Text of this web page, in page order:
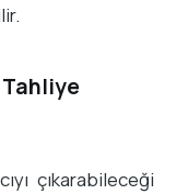
çıkarabileceği